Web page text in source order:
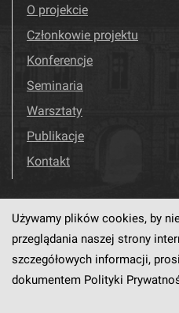
O projekcie
Członkowie projektu
Konferencje
Seminaria
Warsztaty
Publikacje
Kontakt
Odwiedź nas! Facebook
Używamy plików cookies, by
przeglądania naszej strony
szczegółowych informacji,
dokumentem Polityki